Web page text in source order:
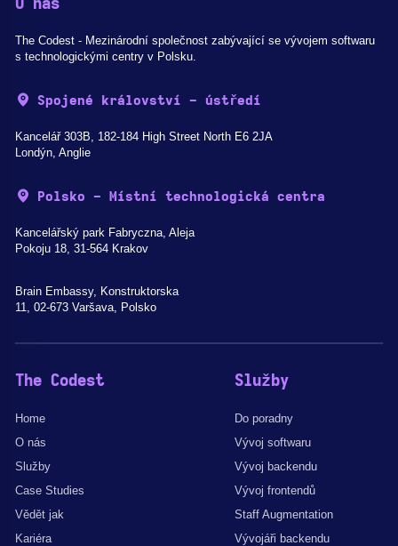
O nás
The Codest - Mezinárodní společnost zabývající se vývojem softwaru
s technologickými centry v Polsku.
Spojené království - ústředí
Kancelář 303B, 182-184 High Street North E6 2JA
Londýn, Anglie
Polsko - Místní technologická centra
Kancelářský park Fabryczna, Aleja
Pokoju 18, 31-564 Krakov
Brain Embassy, Konstruktorska
11, 02-673 Varšava, Polsko
The Codest
Home
O nás
Služby
Case Studies
Vědět jak
Kariéra
Služby
Do poradny
Vývoj softwaru
Vývoj backendu
Vývoj frontendů
Staff Augmentation
Vývojáři backendu